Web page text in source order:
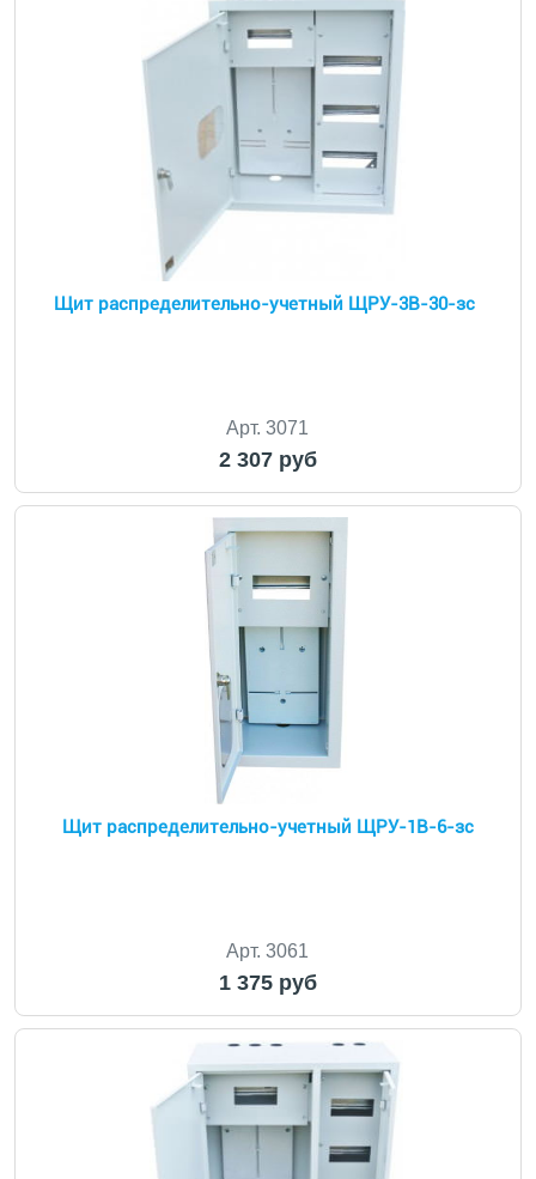
Щит распределительно-учетный ЩРУ-3В-30-зс
Арт. 3071
2 307 руб
Щит распределительно-учетный ЩРУ-1В-6-зс
Арт. 3061
1 375 руб